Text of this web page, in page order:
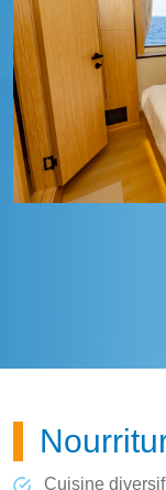
Cuisine